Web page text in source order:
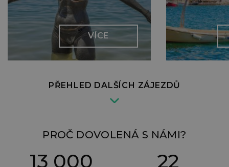
VÍCE
PŘEHLED DALŠÍCH ZÁJEZDŮ
PROČ DOVOLENÁ S NÁMI?
13 000 22